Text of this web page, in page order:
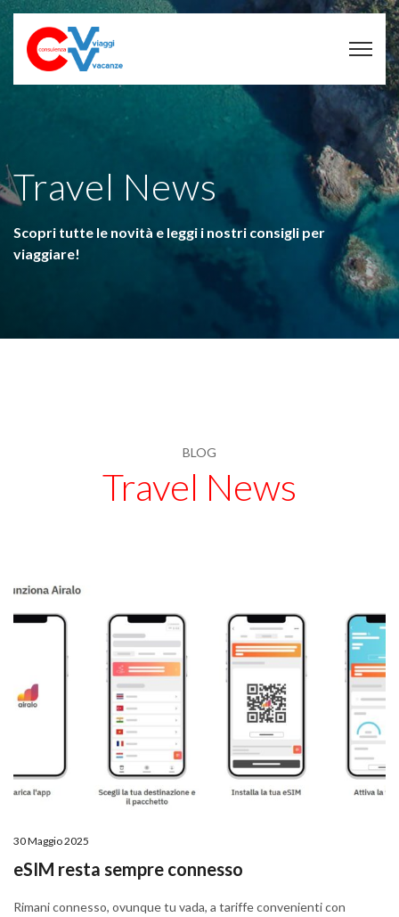
Travel News
Scopri tutte le novità e leggi i nostri consigli per
viaggiare!
BLOG
Travel News
30 Maggio 2025
eSIM resta sempre connesso
Rimani connesso, ovunque tu vada, a tariffe convenienti con